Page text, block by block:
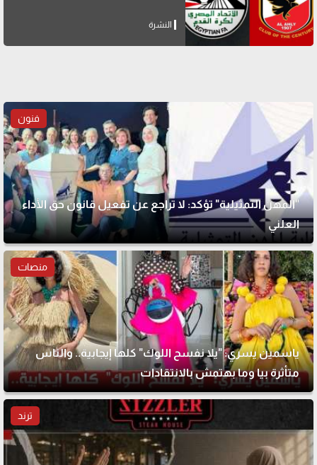
النشرة
فنون
"المهن التمثيلية" تؤكد: لا تراجع عن تفعيل قانون حق الأداء
العلني
منصات
ياسمين يسري: "يلا نفسح اللوك" كلها إيجابية.. والناس
متأثرة بيا وما بهتمش بالانتقادات
ترند